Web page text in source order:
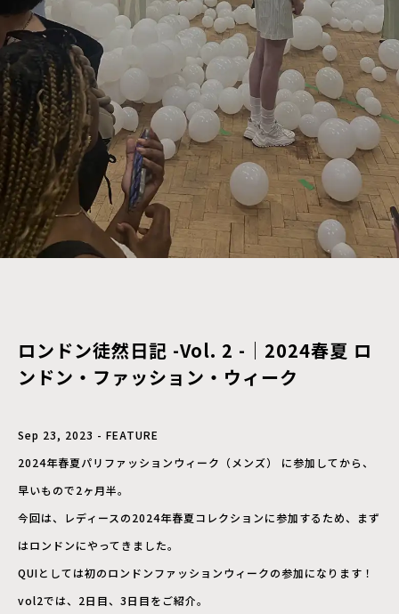
ロンドン徒然日記 -Vol. 2 -｜2024春夏 ロ
ンドン・ファッション・ウィーク
Sep 23, 2023 - FEATURE
2024年春夏パリファッションウィーク（メンズ） に参加してから、
早いもので2ヶ月半。
今回は、レディースの2024年春夏コレクションに参加するため、まず
はロンドンにやってきました。
QUIとしては初のロンドンファッションウィークの参加になります！
vol2では、2日目、3日目をご紹介。